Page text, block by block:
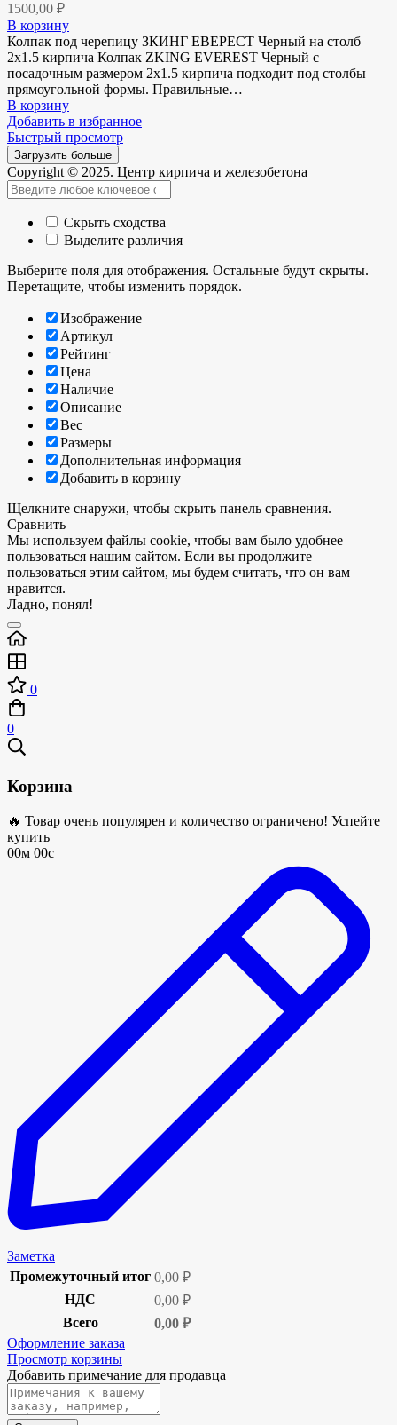
1500,00 ₽
В корзину
Колпак под черепицу ЗКИНГ ЕВЕРЕСТ Черный на столб
2х1.5 кирпича Колпак ZKING EVEREST Черный с
посадочным размером 2х1.5 кирпича подходит под столбы
прямоугольной формы. Правильные…
В корзину
Добавить в избранное
Быстрый просмотр
Загрузить больше
Copyright © 2025. Центр кирпича и железобетона
Скрыть сходства
Выделите различия
Выберите поля для отображения. Остальные будут скрыты.
Перетащите, чтобы изменить порядок.
Изображение
Артикул
Рейтинг
Цена
Наличие
Описание
Вес
Размеры
Дополнительная информация
Добавить в корзину
Щелкните снаружи, чтобы скрыть панель сравнения.
Сравнить
Мы используем файлы cookie, чтобы вам было удобнее
пользоваться нашим сайтом. Если вы продолжите
пользоваться этим сайтом, мы будем считать, что он вам
нравится.
Ладно, понял!
0
0
Корзина
🔥 Товар очень популярен и количество ограничено! Успейте
купить
00м 00с
Заметка
Промежуточный итог 0,00 ₽
НДС
0,00 ₽
Всего
0,00 ₽
Оформление заказа
Просмотр корзины
Добавить примечание для продавца